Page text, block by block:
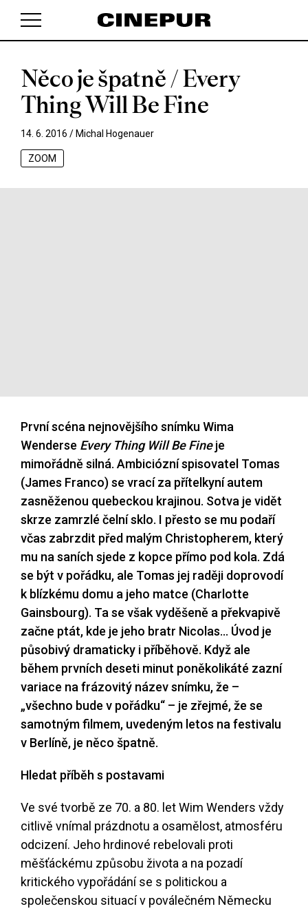
V košíku zatím nemáte žádné položky.
Něco je špatně / Every
Thing Will Be Fine
14. 6. 2016 / Michal Hogenauer
ZOOM
První scéna nejnovějšího snímku Wima
Wenderse Every Thing Will Be Fineje
mimořádně silná. Ambiciózní spisovatel Tomas
(James Franco) se vrací za přítelkyní autem
zasněženou quebeckou krajinou. Sotva je vidět
skrze zamrzlé čelní sklo. I přesto se mu podaří
včas zabrzdit před malým Christopherem, který
mu na saních sjede z kopce přímo pod kola. Zdá
se být v pořádku, ale Tomas jej raději doprovodí
k blízkému domu a jeho matce (Charlotte
Gainsbourg). Ta se však vyděšeně a překvapivě
začne ptát, kde je jeho bratr Nicolas... Úvod je
působivý dramaticky i příběhově. Když ale
během prvních deseti minut poněkolikáté zazní
variace na frázovitý název snímku, že –
„všechno bude v pořádku“ – je zřejmé, že se
samotným filmem, uvedeným letos na festivalu
v Berlíně, je něco špatně.
Hledat příběh s postavami
Ve své tvorbě ze 70. a 80. let Wim Wenders vždy
citlivě vnímal prázdnotu a osamělost, atmosféru
odcizení. Jeho hrdinové rebelovali proti
měšťáckému způsobu života a na pozadí
kritického vypořádání se s politickou a
společenskou situací v poválečném Německu